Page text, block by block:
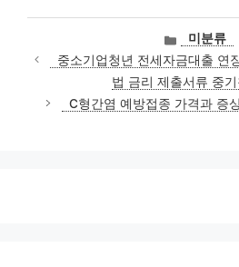
카
테
고
리
미분류
중소기업청년 전세자금대출 연
법 금리 제출서류 중
C형간염 예방접종 가격과 증